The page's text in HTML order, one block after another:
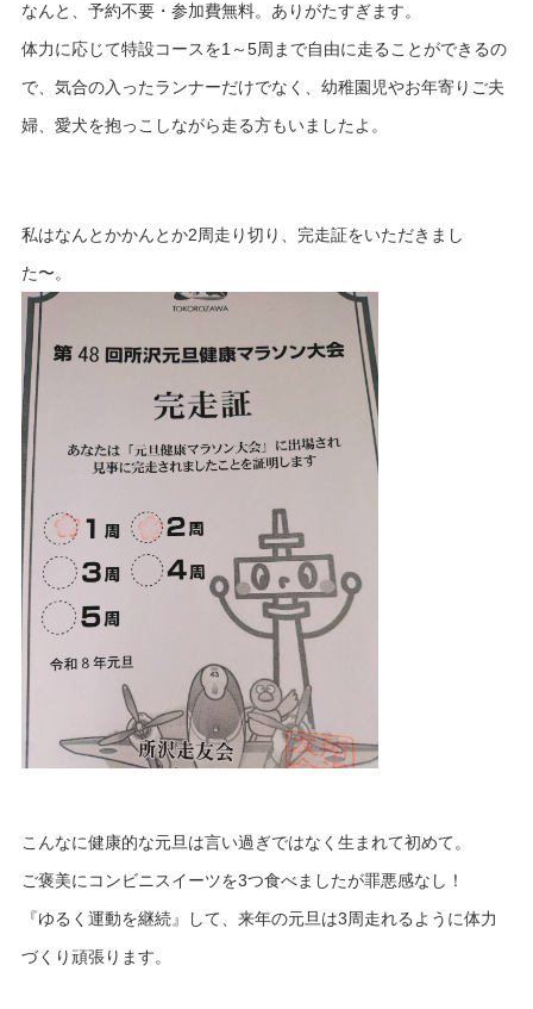
なんと、予約不要・参加費無料。ありがたすぎます。
体力に応じて特設コースを1～5周まで自由に走ることができるの
で、気合の入ったランナーだけでなく、幼稚園児やお年寄りご夫
婦、愛犬を抱っこしながら走る方もいましたよ。
私はなんとかかんとか2周走り切り、完走証をいただきまし
た〜。
こんなに健康的な元旦は言い過ぎではなく生まれて初めて。
ご褒美にコンビニスイーツを3つ食べましたが罪悪感なし！
『ゆるく運動を継続』して、来年の元旦は3周走れるように体力
づくり頑張ります。